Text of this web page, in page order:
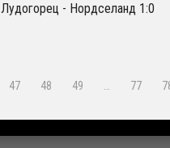
Лудогорец - Нордселанд 1:0
47 48 49 … 77